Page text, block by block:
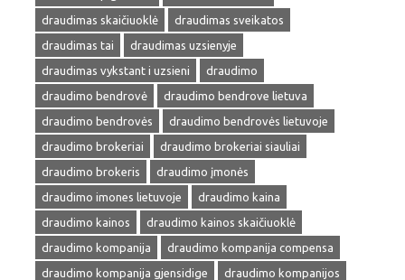
draudimas skaičiuoklė
draudimas sveikatos
draudimas tai
draudimas uzsienyje
draudimas vykstant i uzsieni
draudimo
draudimo bendrovė
draudimo bendrove lietuva
draudimo bendrovės
draudimo bendrovės lietuvoje
draudimo brokeriai
draudimo brokeriai siauliai
draudimo brokeris
draudimo įmonės
draudimo imones lietuvoje
draudimo kaina
draudimo kainos
draudimo kainos skaičiuoklė
draudimo kompanija
draudimo kompanija compensa
draudimo kompanija gjensidige
draudimo kompanijos